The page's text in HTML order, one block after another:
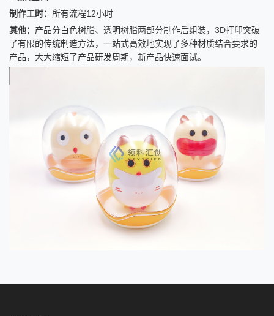
制作工时： 所有流程12小时
其他： 产品分白色树脂、透明树脂两部分制作后组装， 3D打印突破
了有限的传统制造方法，一站式高效地实现了多种材质结合要求的
产品，大大缩短了产品研发周期，新产品快速面试。